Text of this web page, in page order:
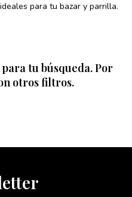
para tu bazar y parrilla.
tu búsqueda. Por
otros filtros.